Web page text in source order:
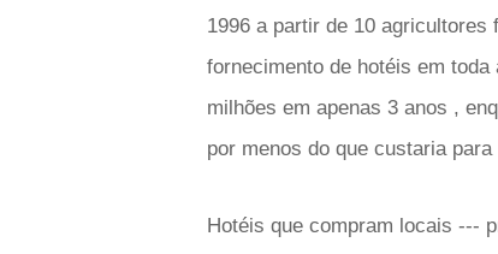
1996 a partir de 10 agricultores
fornecimento de hotéis em
milhões em apenas 3 anos ,
por menos do que custaria
Hotéis que compram locais ---